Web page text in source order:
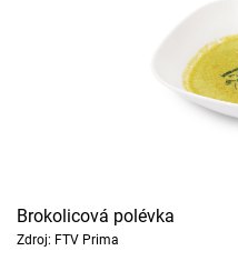
Brokolicová polévka
Zdroj: FTV Prima